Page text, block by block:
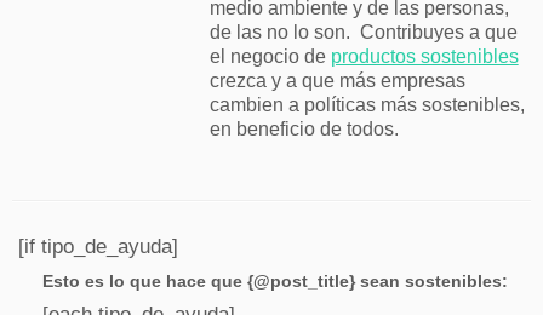
medio ambiente y de las personas,
de las no lo son. Contribuyes a que
el negocio de productos sostenibles
crezca y a que más empresas
cambien a políticas más sostenibles,
en beneficio de todos.
[if tipo_de_ayuda]
Esto es lo que hace que {@post_title} sean sostenibles: